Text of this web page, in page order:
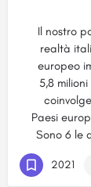
Il nostro
realtà
europeo
5,8
Paesi
Sono 6 le
2021